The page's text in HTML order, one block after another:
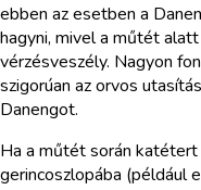
ebben az esetben a
hagyni, mivel a műtét
vérzésveszély. Nagyon
szigorúan az orvos
Danengot.
Ha a műtét során
gerincoszlopába (például